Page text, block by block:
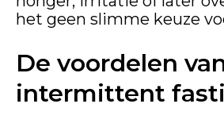
het geen slimme keuze
De voordelen
intermittent